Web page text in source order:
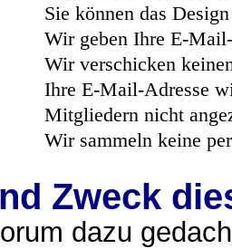
Sie können das
Wir geben Ihre E-
Wir verschicken
Ihre E-Mail-Adresse
Mitgliedern nicht
Wir sammeln keine
Zweck
dazu